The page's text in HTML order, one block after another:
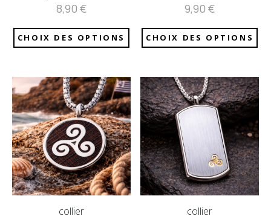
8,90 €
CHOIX DES OPTIONS
9,90€
CHOIX DES OPTIONS
collier collier